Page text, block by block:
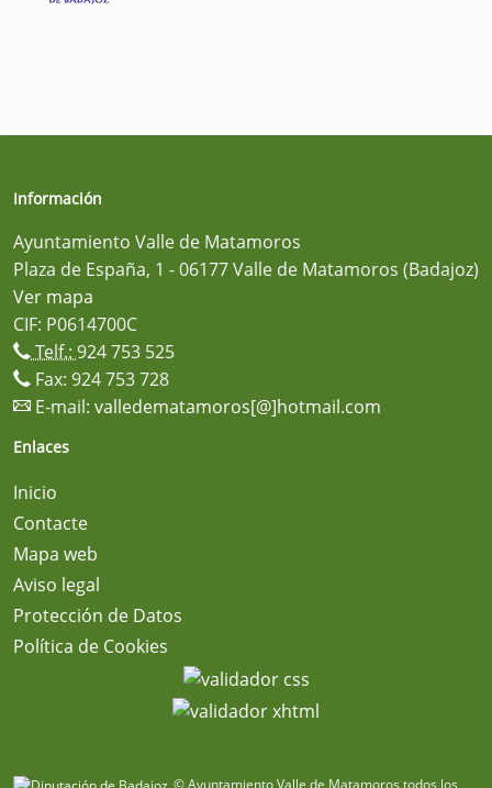
Información
Ayuntamiento Valle de Matamoros
Plaza de España, 1 - 06177 Valle de Matamoros (Badajoz)
Ver mapa
CIF: P0614700C
Telf.: 924 753 525
Fax: 924 753 728
E-mail: valledematamoros[@]hotmail.com
Enlaces
Inicio
Contacte
Mapa web
Aviso legal
Protección de Datos
Política de Cookies